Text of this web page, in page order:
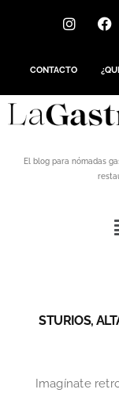
CONTACTO
El blog para nómadas
STURIOS,
Imagínate